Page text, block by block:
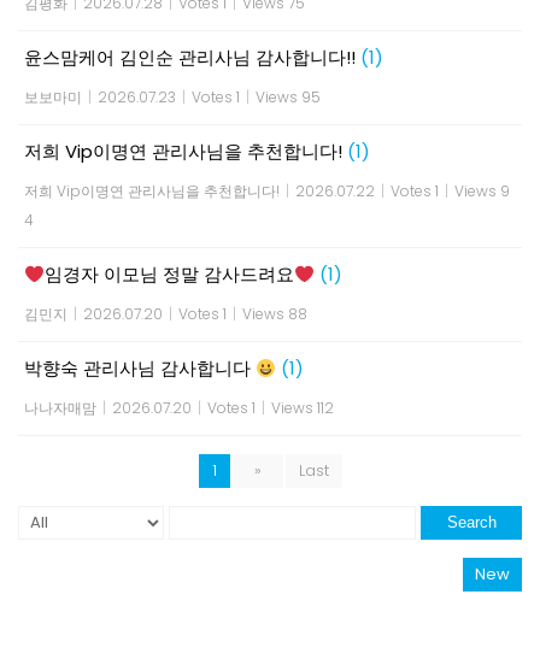
윤스맘케어 김인순 관리사님 감사합니다!! (1)
보보마미 | 2026.07.23 | Votes 1 | Views 95
저희 Vip이명연 관리사님을 추천합니다! (1)
저희 Vip이명연 관리사님을 추천합니다! | 2026.07.22 | Votes 1 | Views 9
4
임경자 이모님 정말 감사드려요 (1)
김민지 | 2026.07.20 | Votes 1 | Views 88
박향숙 관리사님 감사합니다 (1)
나나자매맘 | 2026.07.20 | Votes 1 | Views 112
1 » Last
Search
New